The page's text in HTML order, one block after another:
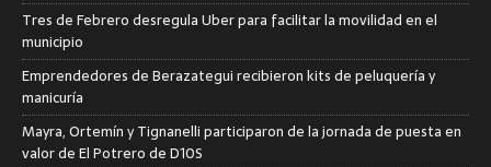
Tres de Febrero desregula Uber para facilitar la movilidad en el
municipio
Emprendedores de Berazategui recibieron kits de peluquería y
manicuría
Mayra, Ortemín y Tignanelli participaron de la jornada de puesta en
valor de El Potrero de D10S